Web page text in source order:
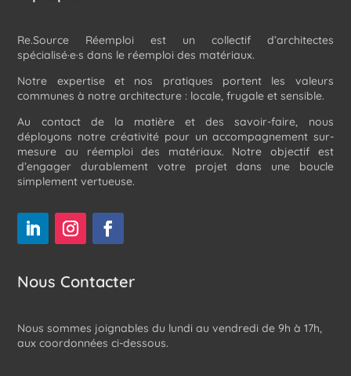
Re.Source Réemploi est un collectif d’architectes
spécialisé·e·s dans le réemploi des matériaux.
Notre expertise et nos pratiques portent les valeurs
communes à notre architecture : locale, frugale et sensible.
Au contact de la matière et des savoir-faire, nous
déployons notre créativité pour un accompagnement sur-
mesure au réemploi des matériaux. Notre objectif est
d’engager durablement votre projet dans une boucle
simplement vertueuse.
Nous Contacter
Nous sommes joignables du lundi au vendredi de 9h à 17h,
aux coordonnées ci-dessous.